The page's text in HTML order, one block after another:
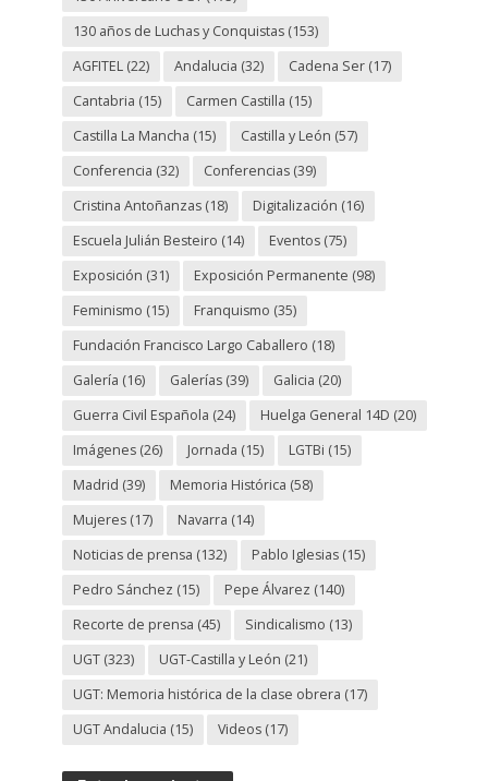
130 años de Luchas y Conquistas(153)
AGFITEL(22) Andalucia (32) Cadena Ser(17)
Cantabria (15) Carmen Castilla (15)
Castilla La Mancha (15) Castilla y León (57)
Conferencia (32) Conferencias(39)
Cristina Antoñanzas(18) Digitalización (16)
Escuela Julián Besteiro (14) Eventos(75)
Exposición (31) Exposición Permanente (98)
Feminismo (15) Franquismo (35)
Fundación Francisco Largo Caballero (18)
Galería (16) Galerías(39) Galicia (20)
Guerra Civil Española (24) Huelga General 14D (20)
Imágenes(26) Jornada (15) LGTBi (15)
Madrid (39) Memoria Histórica (58)
Mujeres(17) Navarra (14)
Noticias de prensa (132) Pablo Iglesias(15)
Pedro Sánchez (15) Pepe Álvarez (140)
Recorte de prensa (45) Sindicalismo (13)
UGT(323) UGT-Castilla y León (21)
UGT: Memoria histórica de la clase obrera (17)
UGT Andalucia (15) Videos(17)